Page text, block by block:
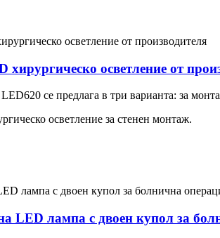
осветление от
се предлага в три варианта: за
осветление за стенен монтаж.
LED лампа с двоен купол за